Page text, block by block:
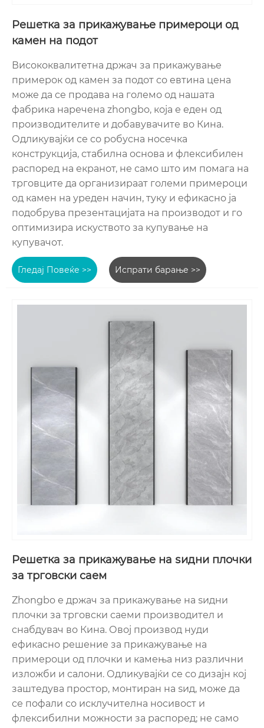
Решетка за прикажување примероци од
камен на подот
Висококвалитетна држач за прикажување
примерок од камен за подот со евтина цена
може да се продава на големо од нашата
фабрика наречена zhongbo, која е еден од
производителите и добавувачите во Кина.
Одликувајќи се со робусна носечка
конструкција, стабилна основа и флексибилен
распоред на екранот, не само што им помага на
трговците да организираат големи примероци
од камен на уреден начин, туку и ефикасно ја
подобрува презентацијата на производот и го
оптимизира искуството за купување на
купувачот.
Гледај Повеќе >> Испрати барање >>
Решетка за прикажување на ѕидни плочки
за трговски саем
Zhongbo е држач за прикажување на ѕидни
плочки за трговски саеми производител и
снабдувач во Кина. Овој производ нуди
ефикасно решение за прикажување на
примероци од плочки и камења низ различни
изложби и салони. Одликувајќи се со дизајн кој
заштедува простор, монтиран на ѕид, може да
се пофали со исклучителна носивост и
флексибилни можности за распоред; не само